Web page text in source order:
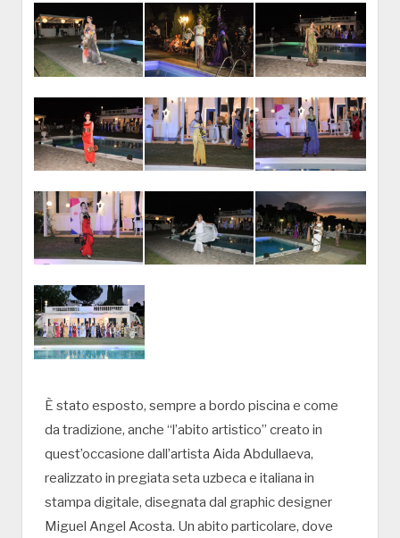
È stato esposto, sempre a bordo piscina e come
da tradizione, anche “l’abito artistico” creato in
quest’occasione dall’artista Aida Abdullaeva,
realizzato in pregiata seta uzbeca e italiana in
stampa digitale, disegnata dal graphic designer
Miguel Angel Acosta. Un abito particolare, dove